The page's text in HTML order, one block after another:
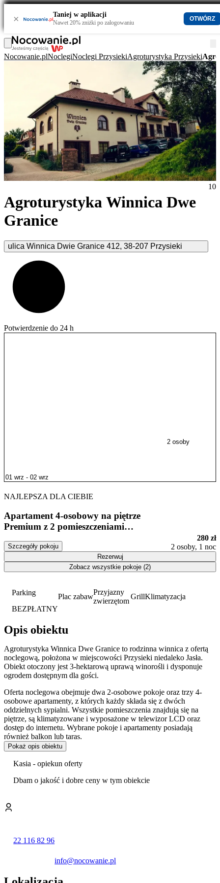
× Taniej w aplikacji
Nawet 20% zniżki po zalogowaniu
OTWÓRZ
Nocowanie.plNoclegiNoclegi PrzysiekiAgroturystyka Przysieki
Agroturystyka Winnica Dwe
Granice
ulica Winnica Dwie Granice 412, 38-207 Przysieki
10
Potwierdzenie do 24 h
Parking
BEZPŁATNY
Plac zabaw
Przyjazny
zwierzętom
GrillKlimatyzacja
Opis obiektu
Agroturystyka Winnica Dwe Granice to rodzinna winnica z ofertą
noclegową, położona w miejscowości Przysieki niedaleko Jasła.
Obiekt otoczony jest 3-hektarową uprawą winorośli i dysponuje
ogrodem dostępnym dla gości.
Oferta noclegowa obejmuje dwa 2-osobowe pokoje oraz trzy 4-
osobowe apartamenty, z których każdy składa się z dwóch
oddzielnych sypialni. Wszystkie pomieszczenia znajdują się na
piętrze, są klimatyzowane i wyposażone w telewizor LCD oraz
dostęp do internetu. Wybrane pokoje i apartamenty posiadają
również balkon lub taras.
Goście mogą korzystać ze wspólnej, w pełni wyposażonej kuchni z
jadalnią oraz z salonu, który stanowi przestrzeń do odpoczynku i
poznać tajniki produkcji lokalnych trunków. Pobyt uatrakcyjnia
możliwość wzięcia udziału w profesjonalnej, komentowanej przez
ogród z altaną i miejscem do grillowania
najmłodszych przygotowano plac zabaw z trampoliną. Obiekt jest
przyjazny zwierzętom, co pozwala na przyjazd z czworonożnym
Pokaż opis obiektu
Kasia - opiekun oferty
Dbam o jakość i dobre ceny w tym obiekcie
22 116 82 96
info@nocowanie.pl
2 osoby
NAJLEPSZA DLA CIEBIE
Apartament 4-osobowy na piętrze
Premium z 2 pomieszczeniami
Szczegóły pokoju
280 zł
2 osoby, 1 noc
Rezerwuj
Zobacz wszystkie pokoje (2)